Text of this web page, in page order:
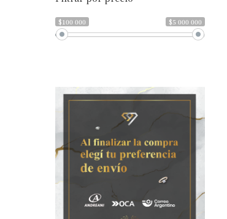
$100 000 $5 000 000